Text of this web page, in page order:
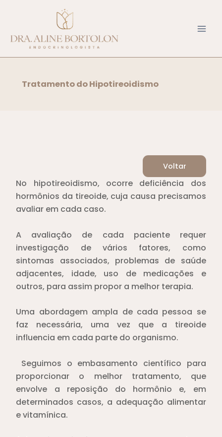
conteúdo
Tratamento do Hipotireoidismo
Voltar
No hipotireoidismo, ocorre deficiência dos
hormônios da tireoide, cuja causa precisamos
avaliar em cada caso.
A avaliação de cada paciente requer
investigação de vários fatores, como
sintomas associados, problemas de saúde
adjacentes, idade, uso de medicações e
outros, para assim propor a melhor terapia.
Uma abordagem ampla de cada pessoa se
faz necessária, uma vez que a tireoide
influencia em cada parte do organismo.
Seguimos o embasamento científico para
proporcionar o melhor tratamento, que
envolve a reposição do hormônio e, em
determinados casos, a adequação alimentar
e vitamínica.